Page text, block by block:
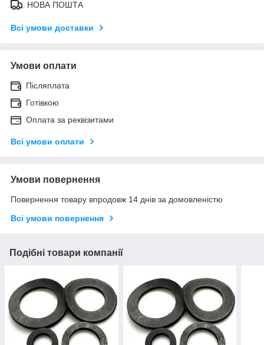
НОВА ПОШТА
Всі умови доставки
Умови оплати
Післяплата
Готівкою
Оплата за реквізитами
Всі умови оплати
Умови повернення
Повернення товару впродовж 14 днів за домовленістю
Всі умови повернення
Подібні товари компанії